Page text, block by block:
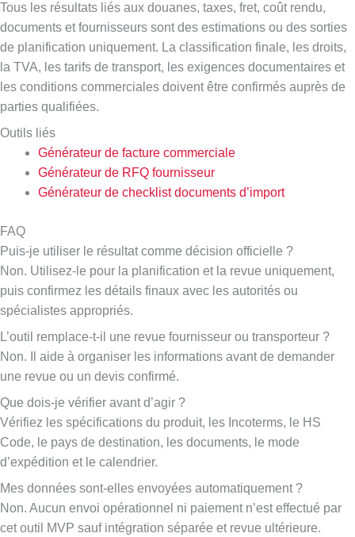
Tous les résultats liés aux douanes, taxes, fret, coût rendu,
documents et fournisseurs sont des estimations ou des sorties
de planification uniquement. La classification finale, les droits,
la TVA, les tarifs de transport, les exigences documentaires et
les conditions commerciales doivent être confirmés auprès de
parties qualifiées.
Outils liés
Générateur de facture commerciale
Générateur de RFQ fournisseur
Générateur de checklist documents d’import
FAQ
Puis-je utiliser le résultat comme décision officielle ?
Non. Utilisez-le pour la planification et la revue uniquement,
puis confirmez les détails finaux avec les autorités ou
spécialistes appropriés.
L’outil remplace-t-il une revue fournisseur ou transporteur ?
Non. Il aide à organiser les informations avant de demander
une revue ou un devis confirmé.
Que dois-je vérifier avant d’agir ?
Vérifiez les spécifications du produit, les Incoterms, le HS
Code, le pays de destination, les documents, le mode
d’expédition et le calendrier.
Mes données sont-elles envoyées automatiquement ?
Non. Aucun envoi opérationnel ni paiement n’est effectué par
cet outil MVP sauf intégration séparée et revue ultérieure.